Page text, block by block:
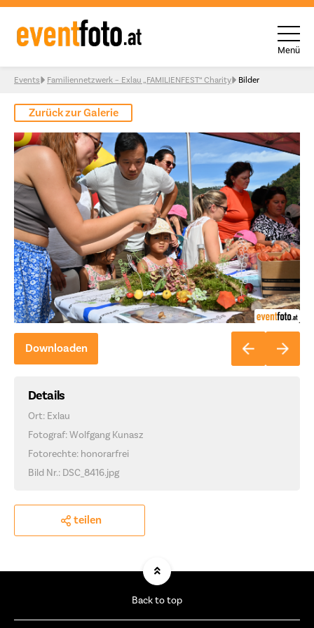
Skip to content
Menü
Events Familiennetzwerk – Exlau „FAMILIENFEST“ Charity Bilder
Zurück zur Galerie
Downloaden
Details
Ort: Exlau
Fotograf: Wolfgang Kunasz
Fotorechte: honorarfrei
Bild Nr.: DSC_8416.jpg
teilen
Back to top